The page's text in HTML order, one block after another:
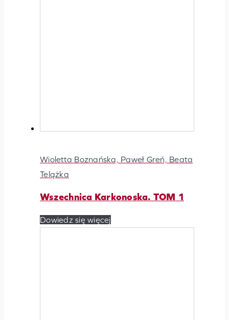
Wioletta Boznańska, Paweł Greń, Beata
Telążka
Wszechnica Karkonoska. TOM 1
Dowiedz się więcej